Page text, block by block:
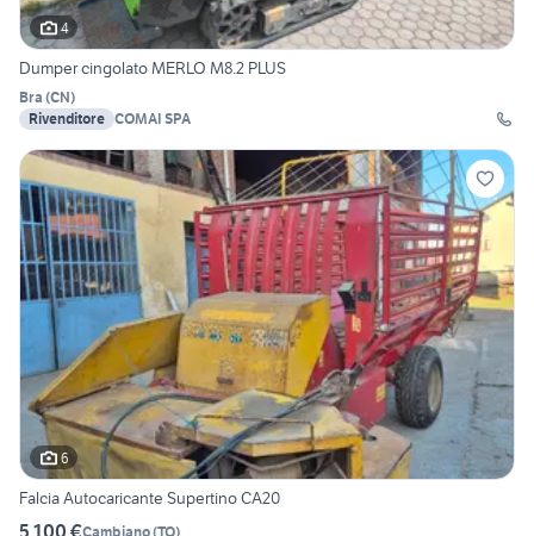
4
Dumper cingolato MERLO M8.2 PLUS
Bra (CN)
Rivenditore COMAI SPA
6
Falcia Autocaricante Supertino CA20
Cambiano(TO)